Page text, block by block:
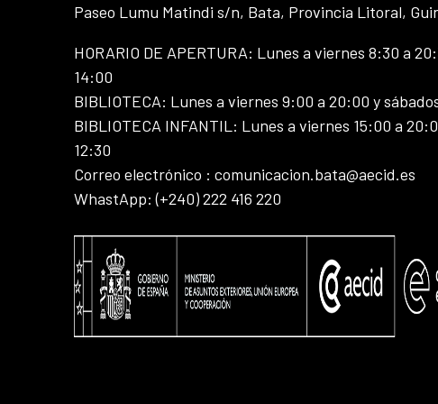
Paseo Lumu Matindi s/n, Bata, Provincia Litoral,
HORARIO DE APERTURA: Lunes a viernes 8:30 a
14:00
BIBLIOTECA: Lunes a viernes 9:00 a 20:00 y
BIBLIOTECA INFANTIL: Lunes a viernes 15:00 a
12:30
Correo electrónico : comunicacion.bata@aecid.es
WhastApp: (+240) 222 416 220